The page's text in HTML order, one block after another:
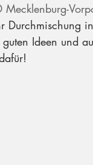
Mecklenburg-
Durchmischung
Ideen und